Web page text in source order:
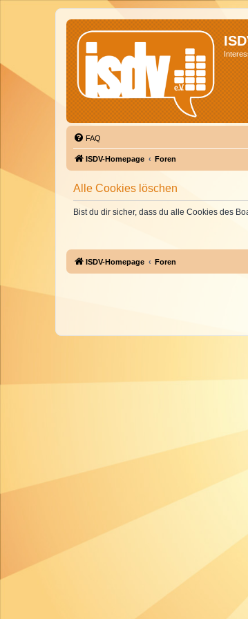
FAQ
ISDV-Homepage Foren
Alle Cookies löschen
Bist du dir sicher, dass du alle Cookies des
ISDV-Homepage Foren